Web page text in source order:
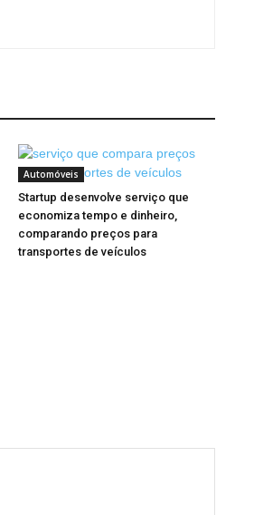
Automóveis
Startup desenvolve serviço que
economiza tempo e dinheiro,
comparando preços para
transportes de veículos